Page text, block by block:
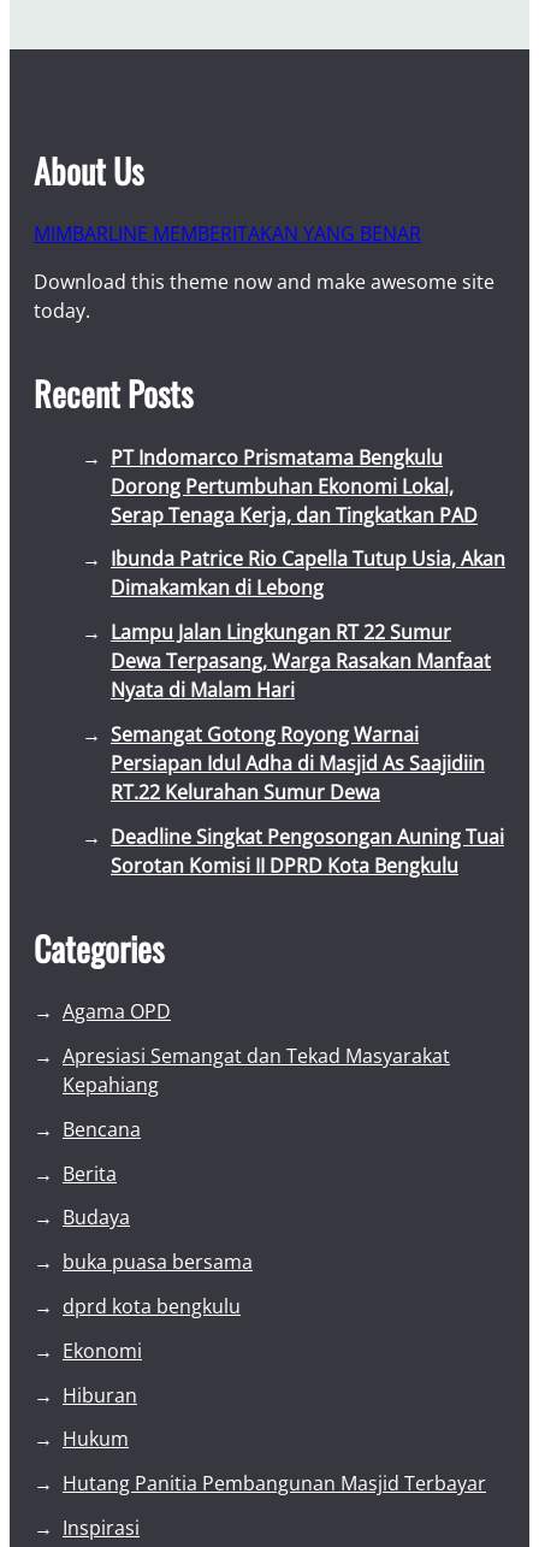
About Us
MIMBARLINE MEMBERITAKAN YANG BENAR
Download this theme now and make awesome site
today.
Recent Posts
PT Indomarco Prismatama Bengkulu
Dorong Pertumbuhan Ekonomi Lokal,
Serap Tenaga Kerja, dan Tingkatkan PAD
Ibunda Patrice Rio Capella Tutup Usia, Akan
Dimakamkan di Lebong
Lampu Jalan Lingkungan RT 22 Sumur
Dewa Terpasang, Warga Rasakan Manfaat
Nyata di Malam Hari
Semangat Gotong Royong Warnai
Persiapan Idul Adha di Masjid As Saajidiin
RT.22 Kelurahan Sumur Dewa
Deadline Singkat Pengosongan Auning Tuai
Sorotan Komisi II DPRD Kota Bengkulu
Categories
Agama OPD
Apresiasi Semangat dan Tekad Masyarakat
Kepahiang
Bencana
Berita
Budaya
buka puasa bersama
dprd kota bengkulu
Ekonomi
Hiburan
Hukum
Hutang Panitia Pembangunan Masjid Terbayar
Inspirasi